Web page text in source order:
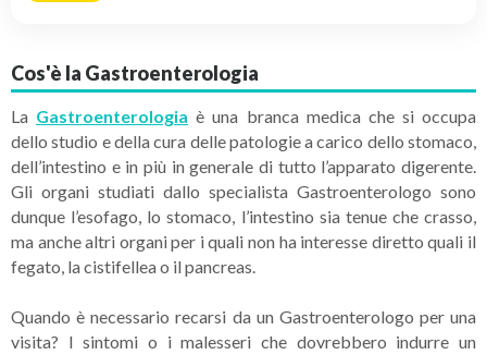
Cos'è la Gastroenterologia
La Gastroenterologia è una branca medica che si occupa
dello studio e della cura delle patologie a carico dello stomaco,
dell’intestino e in più in generale di tutto l’apparato digerente.
Gli organi studiati dallo specialista Gastroenterologo sono
dunque l’esofago, lo stomaco, l’intestino sia tenue che crasso,
ma anche altri organi per i quali non ha interesse diretto quali il
fegato, la cistifellea o il pancreas.
Quando è necessario recarsi da un Gastroenterologo per una
visita? I sintomi o i malesseri che dovrebbero indurre un